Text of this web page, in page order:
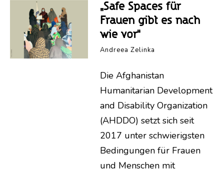
„Safe Spaces für
Frauen gibt es nach
wie vor“
Andreea Zelinka
Die Afghanistan
Humanitarian Development
and Disability Organization
(AHDDO) setzt sich seit
2017 unter schwierigsten
Bedingungen für Frauen
und Menschen mit